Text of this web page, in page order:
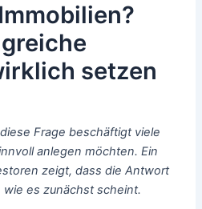
setzen
Frage beschäftigt viele
anlegen möchten. Ein
zeigt, dass die Antwort
es zunächst scheint.